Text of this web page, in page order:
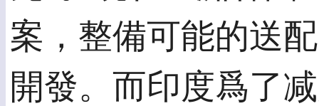
案，整備可能的送
開發。而印度爲了